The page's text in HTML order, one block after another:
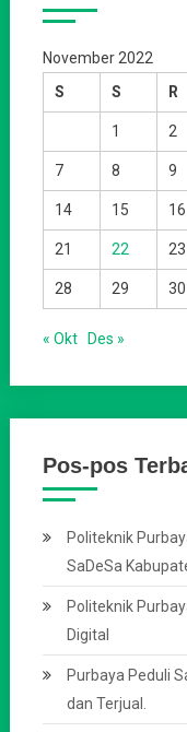
November 2022
S
S R
1 2
7 8 9
14 15 16
21 22 23
28 29 30
« Okt Des »
Pos-pos
Politeknik
SaDeSa
Politeknik
Digital
Purbaya Peduli
dan Terjual.